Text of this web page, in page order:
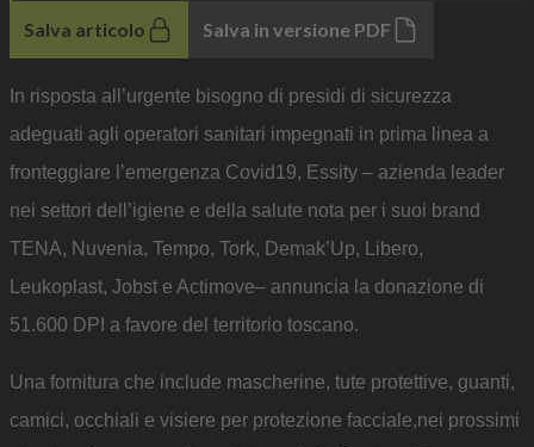
Salva articolo Salva in versione PDF
In risposta all’urgente bisogno di presidi di sicurezza
adeguati agli operatori sanitari impegnati in prima linea a
fronteggiare l’emergenza Covid19, Essity – azienda leader
nei settori dell’igiene e della salute nota per i suoi brand
TENA, Nuvenia, Tempo, Tork, Demak’Up, Libero,
Leukoplast, Jobst e Actimove– annuncia la donazione di
51.600 DPI a favore del territorio toscano.
Una fornitura che include mascherine, tute protettive, guanti,
camici, occhiali e visiere per protezione facciale,nei prossimi